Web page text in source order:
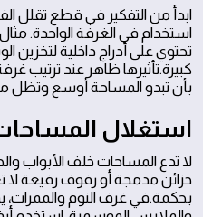
ابدأ من التفكير في قطع تقلل
استخدام في الغرفة الواحدة.
تحتوي على أدراج داخلية لتخزين
كبيرة.تأثيرها ظاهر عند
بأن تبدو المساحة أوسع وتظل
استغلال المساحات
لا تدع المساحات خلف الأبواب
خزائن مدمجة أو رفوف رفيعة لا
بحكمة.في غرف النوم والممرات،